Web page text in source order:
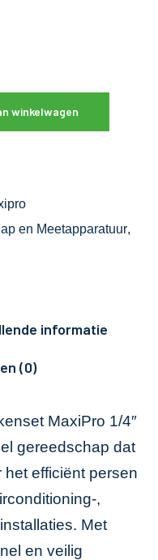
winkelwagen
en Meetapparatuur,
informatie
(0)
MaxiPro 1/4″
gereedschap dat
efficiënt persen
,
Met
en veilig